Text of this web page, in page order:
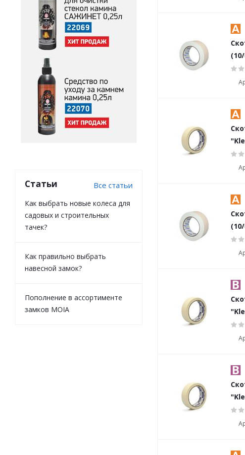
Статьи Все статьи
Как выбрать новые колеса для
садовых и строительных
тачек?
Как правильно выбрать
навесной замок?
Пополнение в ассортименте
замков MOIA